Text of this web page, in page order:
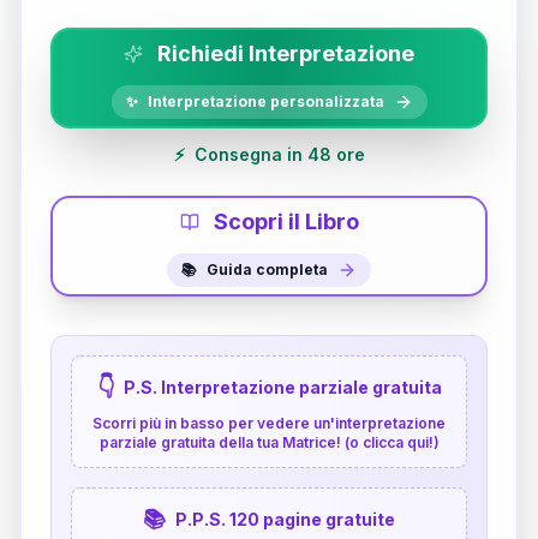
Richiedi Interpretazione
✨ Interpretazione personalizzata
⚡ Consegna in 48 ore
Scopri il Libro
📚 Guida completa
👇 P.S. Interpretazione parziale gratuita
Scorri più in basso per vedere un'interpretazione
parziale gratuita della tua Matrice! (o clicca qui!)
📚 P.P.S. 120 pagine gratuite